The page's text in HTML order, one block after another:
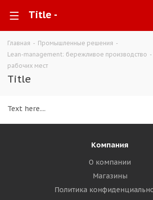
Title -
Главная - Промышленные решения -
Lean-management: бережливое производство -
рабочих мест
Title
Text here....
Компания
О компании
Магазины
Политика